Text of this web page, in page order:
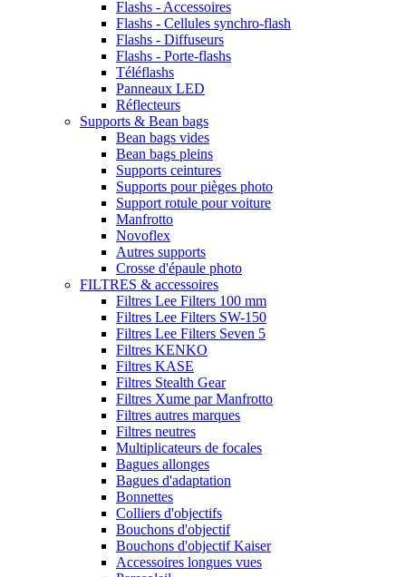
Flashs - Accessoires
Flashs - Cellules synchro-flash
Flashs - Diffuseurs
Flashs - Porte-flashs
Téléflashs
Panneaux LED
Réflecteurs
Supports & Bean bags
Bean bags vides
Bean bags pleins
Supports ceintures
Supports pour pièges photo
Support rotule pour voiture
Manfrotto
Novoflex
Autres supports
Crosse d'épaule photo
FILTRES & accessoires
Filtres Lee Filters 100 mm
Filtres Lee Filters SW-150
Filtres Lee Filters Seven 5
Filtres KENKO
Filtres KASE
Filtres Stealth Gear
Filtres Xume par Manfrotto
Filtres autres marques
Filtres neutres
Multiplicateurs de focales
Bagues allonges
Bagues d'adaptation
Bonnettes
Colliers d'objectifs
Bouchons d'objectif
Bouchons d'objectif Kaiser
Accessoires longues vues